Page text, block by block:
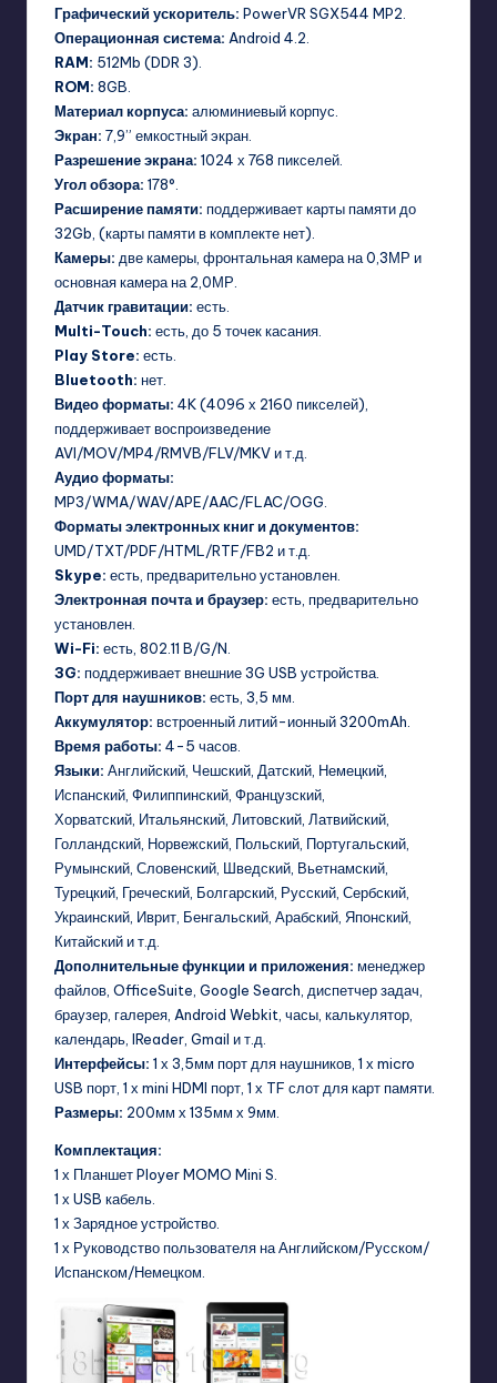
Графический ускоритель: PowerVR SGX544 MP2.
Операционная система: Android 4.2.
RAM: 512Mb (DDR 3).
ROM: 8GB.
Материал корпуса: алюминиевый корпус.
Экран: 7,9” емкостный экран.
Разрешение экрана: 1024 х 768 пикселей.
Угол обзора: 178°.
Расширение памяти: поддерживает карты памяти до
32Gb, (карты памяти в комплекте нет).
Камеры: две камеры, фронтальная камера на 0,3МР и
основная камера на 2,0МР.
Датчик гравитации: есть.
Multi-Touch: есть, до 5 точек касания.
Play Store: есть.
Bluetooth: нет.
Видео форматы: 4K (4096 х 2160 пикселей),
поддерживает воспроизведение
AVI/MOV/MP4/RMVB/FLV/MKV и т.д.
Аудио форматы:
MP3/WMA/WAV/APE/AAC/FLAC/OGG.
Форматы электронных книг и документов:
UMD/TXT/PDF/HTML/RTF/FB2 и т.д.
Skype: есть, предварительно установлен.
Электронная почта и браузер: есть, предварительно
установлен.
Wi-Fi: есть, 802.11 B/G/N.
3G: поддерживает внешние 3G USB устройства.
Порт для наушников: есть, 3,5 мм.
Аккумулятор: встроенный литий-ионный 3200mAh.
Время работы: 4-5 часов.
Языки: Английский, Чешский, Датский, Немецкий,
Испанский, Филиппинский, Французский,
Хорватский, Итальянский, Литовский, Латвийский,
Голландский, Норвежский, Польский, Португальский,
Румынский, Словенский, Шведский, Вьетнамский,
Турецкий, Греческий, Болгарский, Русский, Сербский,
Украинский, Иврит, Бенгальский, Арабский, Японский,
Китайский и т.д.
Дополнительные функции и приложения: менеджер
файлов, OfficeSuite, Google Search, диспетчер задач,
браузер, галерея, Android Webkit, часы, калькулятор,
календарь, IReader, Gmail и т.д.
Интерфейсы: 1 х 3,5мм порт для наушников, 1 х micro
USB порт, 1 х mini HDMI порт, 1 х TF слот для карт памяти.
Размеры: 200мм х 135мм х 9мм.
Комплектация:
1 х Планшет Ployer MOMO Mini S.
1 х USB кабель.
1 х Зарядное устройство.
1 х Руководство пользователя на Английском/Русском/
Испанском/Немецком.